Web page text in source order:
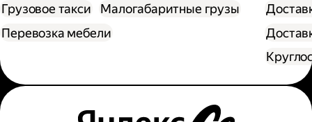
Грузовое такси
Малогабаритные грузы
Перевозка мебели